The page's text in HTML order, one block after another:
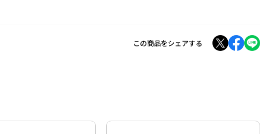
この商品をシェアする